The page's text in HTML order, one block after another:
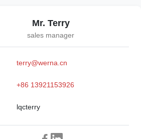
Mr. Terry
sales manager
terry@werna.cn
+86 13921153926
lqcterry